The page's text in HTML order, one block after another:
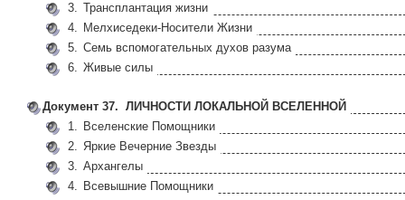
3. Трансплантация жизни
4. Мелхиседеки-Носители Жизни
5. Семь вспомогательных духов разума
6. Живые силы
Документ 37. ЛИЧНОСТИ ЛОКАЛЬНОЙ ВСЕЛЕННОЙ
1. Вселенские Помощники
2. Яркие Вечерние Звезды
3. Архангелы
4. Всевышние Помощники